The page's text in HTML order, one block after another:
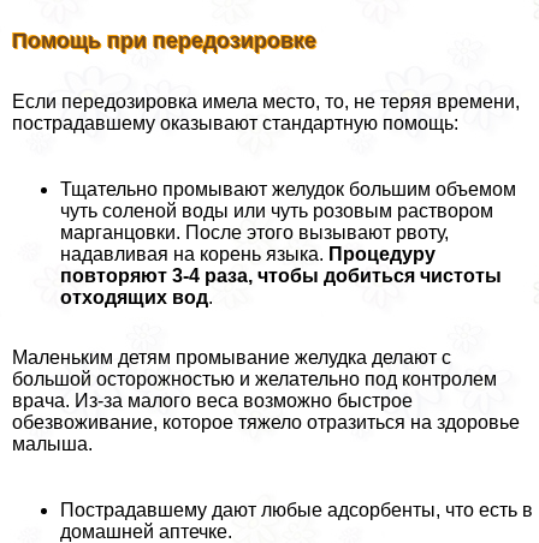
Помощь при передозировке
Если передозировка имела место, то, не теряя времени,
пострадавшему оказывают стандартную помощь:
Тщательно промывают желудок большим объемом
чуть соленой воды или чуть розовым раствором
марганцовки. После этого вызывают рвоту,
надавливая на корень языка. Процедуру
повторяют 3-4 раза, чтобы добиться чистоты
отходящих вод.
Маленьким детям промывание желудка делают с
большой осторожностью и желательно под контролем
врача. Из-за малого веса возможно быстрое
обезвоживание, которое тяжело отразиться на здоровье
малыша.
Пострадавшему дают любые адсорбенты, что есть в
домашней аптечке.